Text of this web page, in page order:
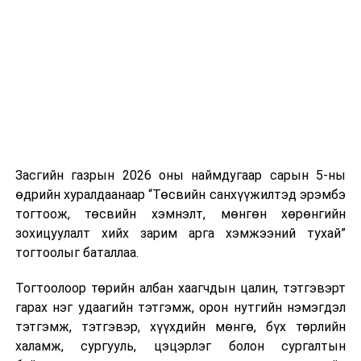
алдагдал зэрэг харилцан уялдаатай олон сорилтыг
нэг улс дангаараа даван туулах боломжгүй гэлээ.
чуулга уулзалт бүс нутгийн улс орнуудын харилцан
итгэлцлийг бэхжүүлэх, хамтын ажиллагааг
өргөжүүлэх, тогтвортой хөгжлийн нийтлэг зорилгыг
хэрэгжүүлэхэд чухал хувь нэмэр оруулах үр
Засгийн газрын 2026 оны наймдугаар сарын 5-ны
өдрийн хуралдаанаар “Төсвийн санхүүжилтэд эрэмбэ
тогтоож, төсвийн хэмнэлт, мөнгөн хөрөнгийн
зохицуулалт хийх зарим арга хэмжээний тухай”
тогтоолыг баталлаа.
Тогтоолоор төрийн албан хаагчдын цалин, тэтгэвэрт
гарах нэг удаагийн тэтгэмж, орон нутгийн нэмэгдэл
тэтгэмж, тэтгэвэр, хүүхдийн мөнгө, бүх төрлийн
халамж, сургууль, цэцэрлэг болон сургалтын